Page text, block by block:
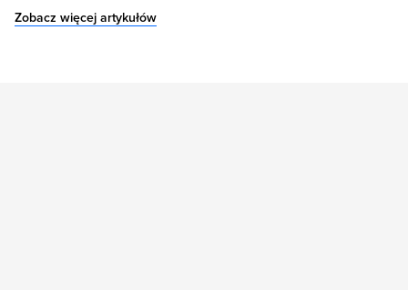
Zobacz więcej artykułów